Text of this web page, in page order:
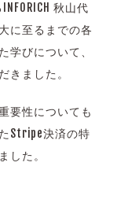
秋山代
に至るまでの各
学びについて、
きました。
要性についても
Stripe決済の特
した。